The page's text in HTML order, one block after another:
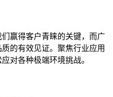
赢得客户青睐的关键，而广
的有效见证。聚焦行业应用
对各种极端环境挑战。